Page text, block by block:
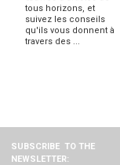
tous horizons, et
suivez les conseils
qu'ils vous donnent à
travers des ...
SUBSCRIBE TO THE
NEWSLETTER: